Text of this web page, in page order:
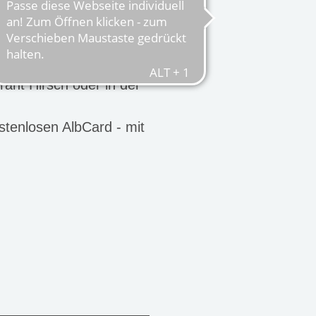
dies erleben Sie bei
familiengeführtes
Lassen Sie sich
Hirsch oder in der
AlbCard - mit